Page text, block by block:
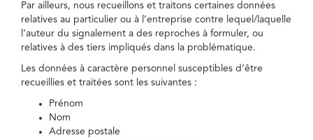
Par ailleurs, nous recueillons et traitons certaines données
relatives au particulier ou à l’entreprise contre lequel/laquelle
l’auteur du signalement a des reproches à formuler, ou
relatives à des tiers impliqués dans la problématique.
Les données à caractère personnel susceptibles d’être
recueillies et traitées sont les suivantes :
Prénom
Nom
Adresse postale